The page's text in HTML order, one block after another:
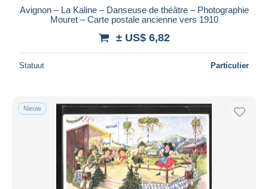
Avignon – La Kaline – Danseuse de théâtre – Photographie
Mouret – Carte postale ancienne vers 1910
± US$ 6,82
Statuut Particulier
Nieuw